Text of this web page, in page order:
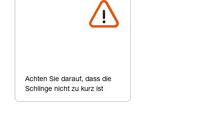
Achten Sie darauf, dass die
Schlinge nicht zu kurz ist